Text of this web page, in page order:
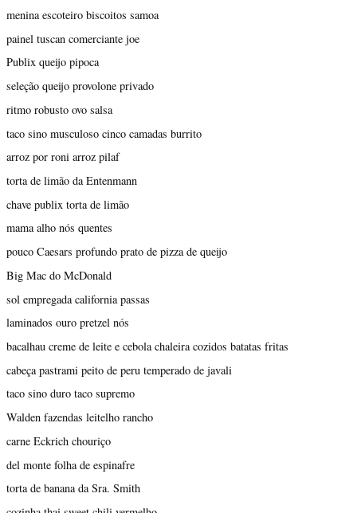
menina escoteiro biscoitos samoa
painel tuscan comerciante joe
Publix queijo pipoca
seleção queijo provolone privado
ritmo robusto ovo salsa
taco sino musculoso cinco camadas burrito
arroz por roni arroz pilaf
torta de limão da Entenmann
chave publix torta de limão
mama alho nós quentes
pouco Caesars profundo prato de pizza de queijo
Big Mac do McDonald
sol empregada california passas
laminados ouro pretzel nós
bacalhau creme de leite e cebola chaleira cozidos batatas fritas
cabeça pastrami peito de peru temperado de javali
taco sino duro taco supremo
Walden fazendas leitelho rancho
carne Eckrich chouriço
del monte folha de espinafre
torta de banana da Sra. Smith